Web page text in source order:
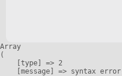
Array
(
    [type] => 2
[message] => syntax